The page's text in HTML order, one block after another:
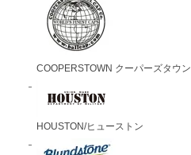
COOPERSTOWN クーパーズタウン
HOUSTON/ヒューストン